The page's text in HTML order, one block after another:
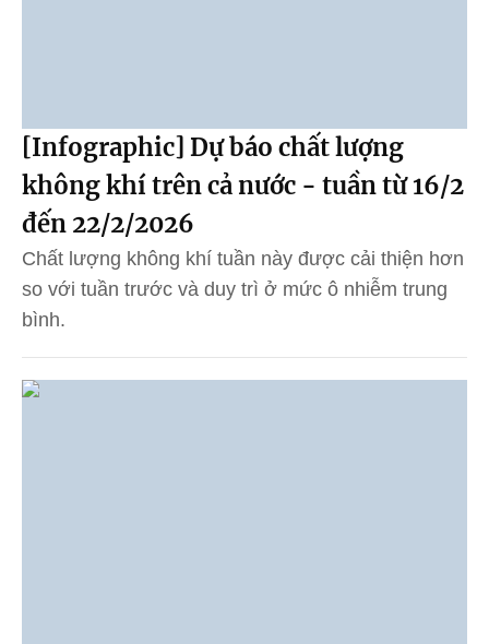
[Infographic] Dự báo chất lượng
không khí trên cả nước - tuần từ 16/2
đến 22/2/2026
Chất lượng không khí tuần này được cải thiện hơn
so với tuần trước và duy trì ở mức ô nhiễm trung
bình.